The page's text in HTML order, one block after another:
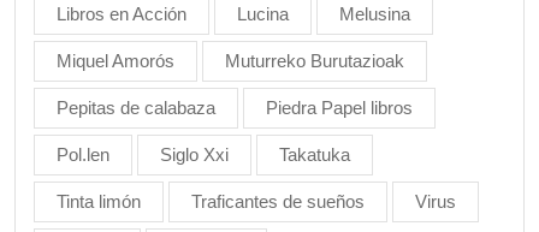
Libros en Acción Lucina Melusina
Miquel Amorós Muturreko Burutazioak
Pepitas de calabaza Piedra Papel libros
Pol.len Siglo Xxi Takatuka
Tinta limón Traficantes de sueños Virus